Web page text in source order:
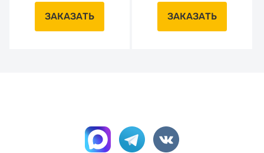
ЗАКАЗАТЬ ЗАКАЗАТЬ